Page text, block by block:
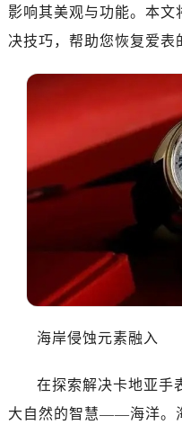
影响其美观与功能。本
决技巧，帮助您恢复爱表
海岸侵蚀元素融入
在探索解决卡地亚手
大自然的智慧——海洋。